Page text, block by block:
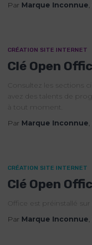
Par Marque Inconnue
CRÉATION SITE INTERNET
Clé Open
Consultez les sections
avez des talents de
à tout moment.
Par Marque Inconnue
CRÉATION SITE INTERNET
Clé Open
Office est préinstallé
Par Marque Inconnue